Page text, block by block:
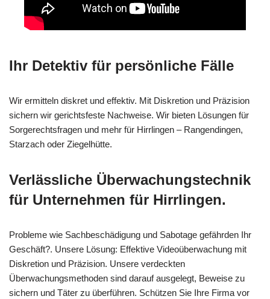
Ihr Detektiv für persönliche Fälle
Wir ermitteln diskret und effektiv. Mit Diskretion und Präzision
sichern wir gerichtsfeste Nachweise. Wir bieten Lösungen für
Sorgerechtsfragen und mehr für Hirrlingen – Rangendingen,
Starzach oder Ziegelhütte.
Verlässliche Überwachungstechnik
für Unternehmen für Hirrlingen.
Probleme wie Sachbeschädigung und Sabotage gefährden Ihr
Geschäft?. Unsere Lösung: Effektive Videoüberwachung mit
Diskretion und Präzision. Unsere verdeckten
Überwachungsmethoden sind darauf ausgelegt, Beweise zu
sichern und Täter zu überführen. Schützen Sie Ihre Firma vor